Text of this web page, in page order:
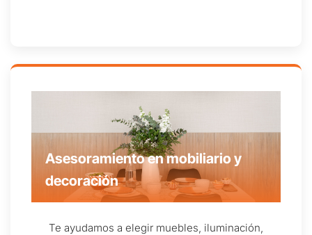
Asesoramiento en mobiliario y
decoración
Te ayudamos a elegir muebles, iluminación,